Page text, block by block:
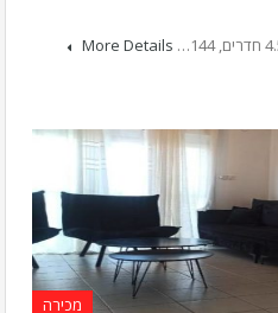
More Details
מכירה